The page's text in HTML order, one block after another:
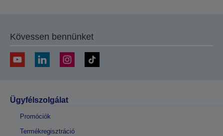
Kövessen bennünket
Ügyfélszolgálat
Promóciók
Termékregisztráció